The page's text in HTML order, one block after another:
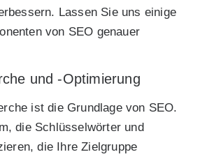
Lassen Sie uns einige
von SEO genauer
und -Optimierung
ist die Grundlage von SEO.
die Schlüsselwörter und
die Ihre Zielgruppe